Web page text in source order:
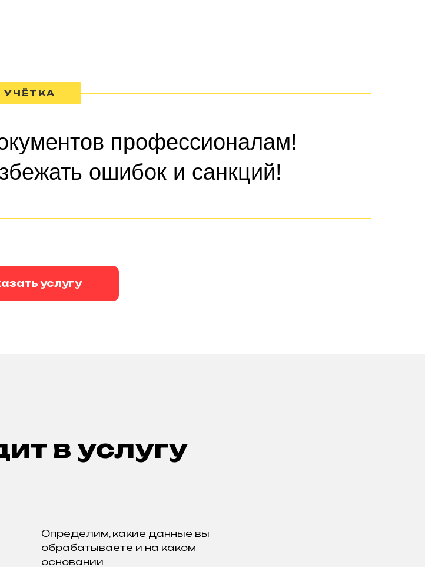
УЧЁТКА
профессионалам!
ошибок и санкций!
услугу
в услугу
Определим, какие данные вы
обрабатываете и на каком
основании